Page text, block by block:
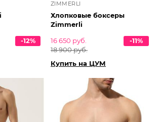
-12%
ZIMMERLI
Хлопковые боксеры
Zimmerli
16 650 руб.
18 900 руб.
-11%
Купить на ЦУМ